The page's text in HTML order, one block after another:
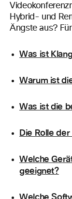
Hybrid- und
Ängste aus?
Was ist
Warum ist
Was ist die
Die Rolle
Welche
geeignet?